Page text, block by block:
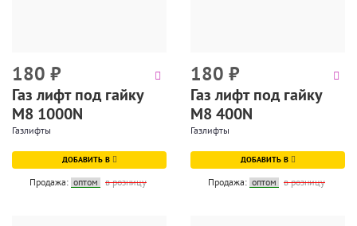
180 ₽
Газ лифт под гайку
М8 1000N
Газлифты
ДОБАВИТЬ В
Продажа: оптом в розницу
180 ₽
Газ лифт под гайку
М8 400N
Газлифты
ДОБАВИТЬ В
Продажа: оптом в розницу